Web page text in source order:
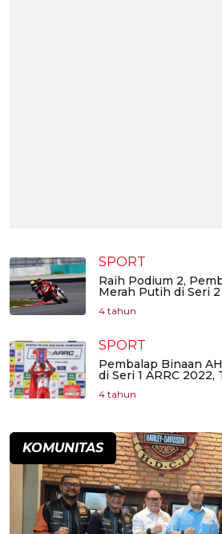
SPORT
Raih Podium 2,
Merah Putih di Seri
4 tahun
SPORT
Pembalap Binaan
di Seri 1 ARRC 2022,
4 tahun
KOMUNITAS